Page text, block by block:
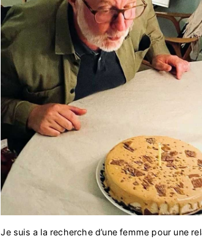
Je suis a la recherche d’une femme pour une